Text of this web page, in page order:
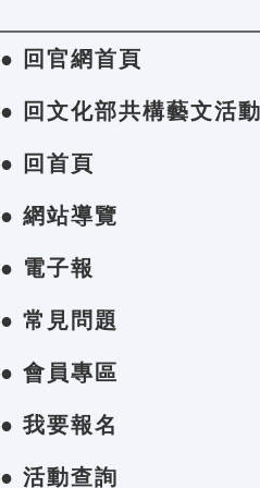
● 回官網首頁
● 回文化部共構藝文活
● 回首頁
● 網站導覽
● 電子報
● 常見問題
● 會員專區
● 我要報名
● 活動查詢